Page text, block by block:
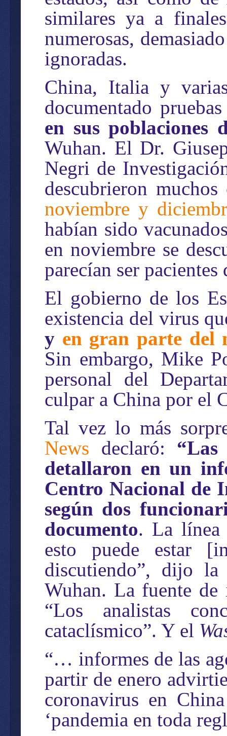
similares ya a
numerosas,
ignoradas.
China, Italia y
documentado
en sus poblaciones
Wuhan. El Dr.
Negri de
descubrieron
noviembre y
habían sido
en noviembre se
parecían ser
El gobierno de los
existencia del virus
y en gran parte del
Sin embargo, Mike
personal del
culpar a China por el
Tal vez lo más
News declaró: “Las
detallaron en un
Centro Nacional de
según dos
documento. La línea
esto puede estar
discutiendo”, dijo
Wuhan. La fuente
“Los analistas
cataclísmico”. Y el
“… informes de las
partir de enero
coronavirus en
‘pandemia en toda